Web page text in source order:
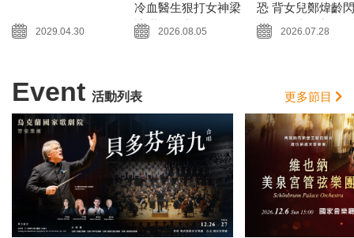
2029.04.30
冷血醫生狠打女神梁
詠琪三巴掌
2026.08.05
恐 背女兒鄭煒齡
腰 最終畫面剪剩5
2026.07.28
Event 活動列表 更多節目